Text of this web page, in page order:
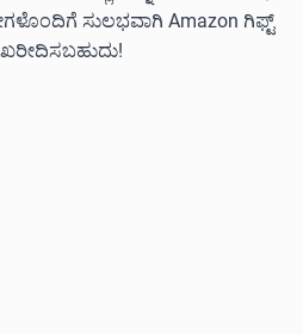
ಸುಲಭವಾಗಿ Amazon ಗಿಫ್ಟ್